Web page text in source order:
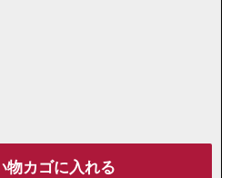
物カゴに入れる